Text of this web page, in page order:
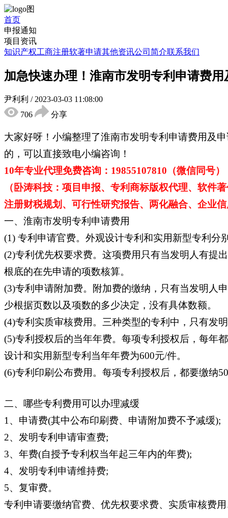
首页
申报通知
项目资讯
知识产权工商注册软著申请其他资讯公司简介联系我们
加急快速办理！淮南市发明专利申请费用
尹利利 / 2023-03-03 11:08:00
706
分享
大家好呀！小编整理了淮南市发明专利申请费用及
的，可以直接致电小编咨询！
10年专业代理免费咨询：19855107810（微信同号）
（卧涛科技：项目申报、专利商标版权代理、软件
注册财税规划、可行性研究报告、两化融合、企业
一、淮南市发明专利申请费用
(1) 专利申请官费。外观设计专利和实用新型专利分
(2)专利优先权要求费。这项费用只有当发明人有提
根底的在先申请的项数核算。
(3)专利申请附加费。附加费的缴纳，只有当发明人
少根据页数以及项数的多少决定，没有具体数额。
(4)专利实质审核费用。三种类型的专利中，只有发
(5)专利授权后的当年年费。每项专利授权后，每年
设计和实用新型专利当年年费为600元/件。
(6)专利印刷公布费用。每项专利授权后，都要缴纳
二、哪些专利费用可以办理减缓
1、申请费(其中公布印刷费、申请附加费不予减缓);
2、发明专利申请审查费;
3、年费(自授予专利权当年起三年内的年费);
4、发明专利申请维持费;
5、复审费。
专利申请要缴纳官费、优先权要求费、实质审核费